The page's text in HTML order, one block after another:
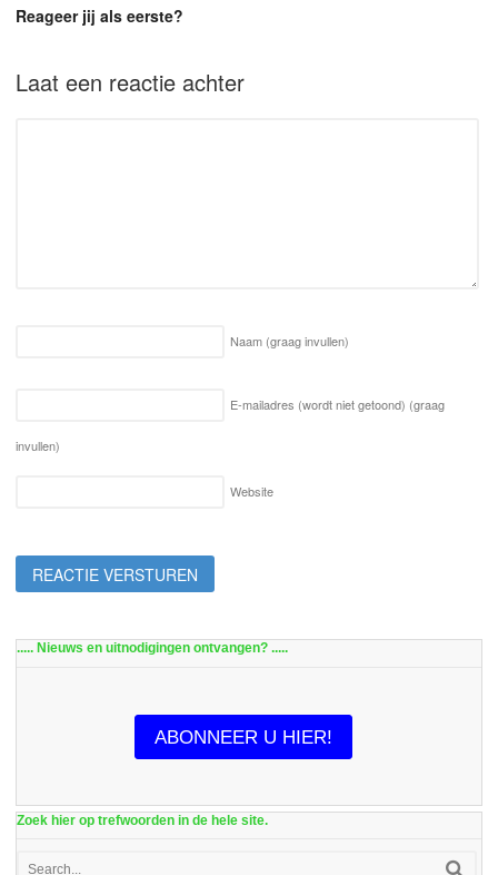
Reageer jij als eerste?
Laat een reactie achter
Naam (graag invullen)
E-mailadres (wordt niet getoond) (graag
invullen)
Website
..... Nieuws en uitnodigingen ontvangen? .....
ABONNEER U HIER!
Zoek hier op trefwoorden in de hele site.